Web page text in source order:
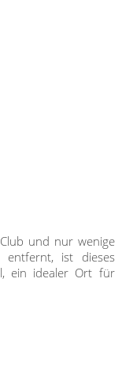
und nur wenige
entfernt, ist dieses
ein idealer Ort für